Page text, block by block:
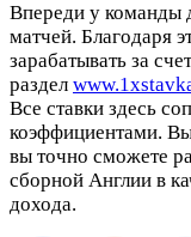
Впереди у команды
матчей. Благодаря
зарабатывать за
раздел
Все ставки здесь
коэффициентами.
вы точно сможете
сборной Англии в
дохода.